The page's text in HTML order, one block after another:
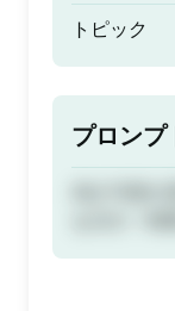
トピック
プロンプ
AIが10倍
を示す！